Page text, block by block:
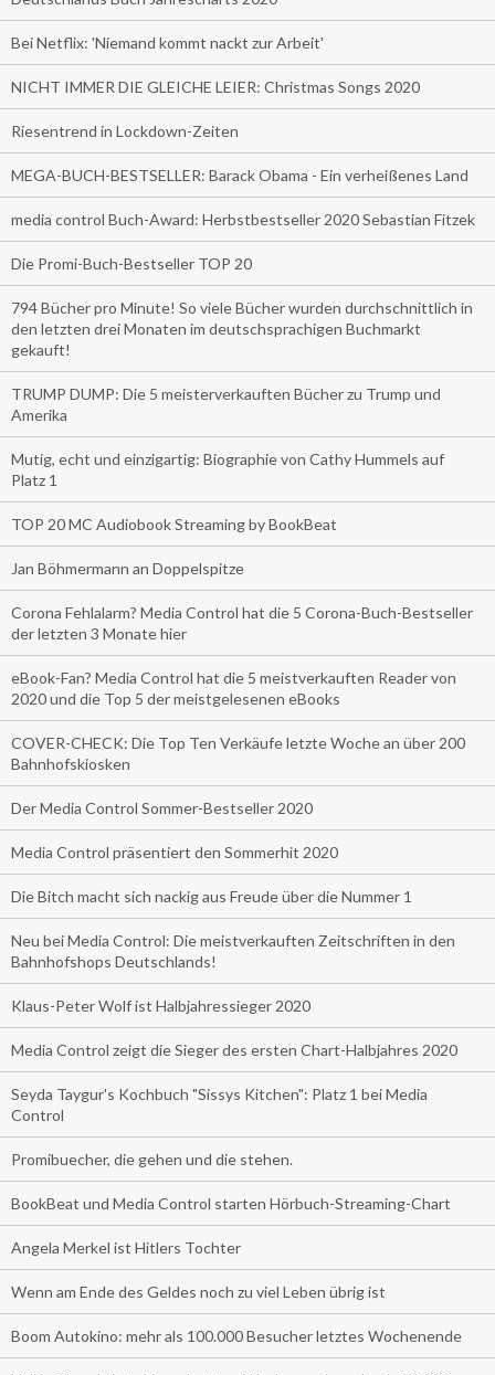
Bei Netflix: 'Niemand kommt nackt zur Arbeit'
NICHT IMMER DIE GLEICHE LEIER: Christmas Songs 2020
Riesentrend in Lockdown-Zeiten
MEGA-BUCH-BESTSELLER: Barack Obama - Ein verheißenes Land
media control Buch-Award: Herbstbestseller 2020 Sebastian Fitzek
Die Promi-Buch-Bestseller TOP 20
794 Bücher pro Minute! So viele Bücher wurden durchschnittlich in
den letzten drei Monaten im deutschsprachigen Buchmarkt
gekauft!
TRUMP DUMP: Die 5 meisterverkauften Bücher zu Trump und
Amerika
Mutig, echt und einzigartig: Biographie von Cathy Hummels auf
Platz 1
TOP 20 MC Audiobook Streaming by BookBeat
Jan Böhmermann an Doppelspitze
Corona Fehlalarm? Media Control hat die 5 Corona-Buch-Bestseller
der letzten 3 Monate hier
eBook-Fan? Media Control hat die 5 meistverkauften Reader von
2020 und die Top 5 der meistgelesenen eBooks
COVER-CHECK: Die Top Ten Verkäufe letzte Woche an über 200
Bahnhofskiosken
Der Media Control Sommer-Bestseller 2020
Media Control präsentiert den Sommerhit 2020
Die Bitch macht sich nackig aus Freude über die Nummer 1
Neu bei Media Control: Die meistverkauften Zeitschriften in den
Bahnhofshops Deutschlands!
Klaus-Peter Wolf ist Halbjahressieger 2020
Media Control zeigt die Sieger des ersten Chart-Halbjahres 2020
Seyda Taygur's Kochbuch "Sissys Kitchen": Platz 1 bei Media
Control
Promibuecher, die gehen und die stehen.
BookBeat und Media Control starten Hörbuch-Streaming-Chart
Angela Merkel ist Hitlers Tochter
Wenn am Ende des Geldes noch zu viel Leben übrig ist
Boom Autokino: mehr als 100.000 Besucher letztes Wochenende